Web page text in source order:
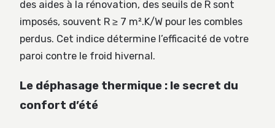
des aides à la rénovation, des seuils de R sont
imposés, souvent R ≥ 7 m².K/W pour les combles
perdus. Cet indice détermine l’efficacité de votre
paroi contre le froid hivernal.
Le déphasage thermique : le secret du
confort d’été